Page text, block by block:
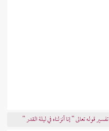
تفسير قوله تعالى " إنا أنزلناه في ليلة القدر "